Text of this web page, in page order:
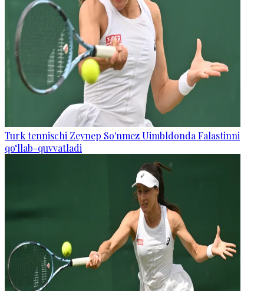
Turk tennischi Zeynep So'nmez Uimbldonda Falastinni
qo‘llab-quvvatladi